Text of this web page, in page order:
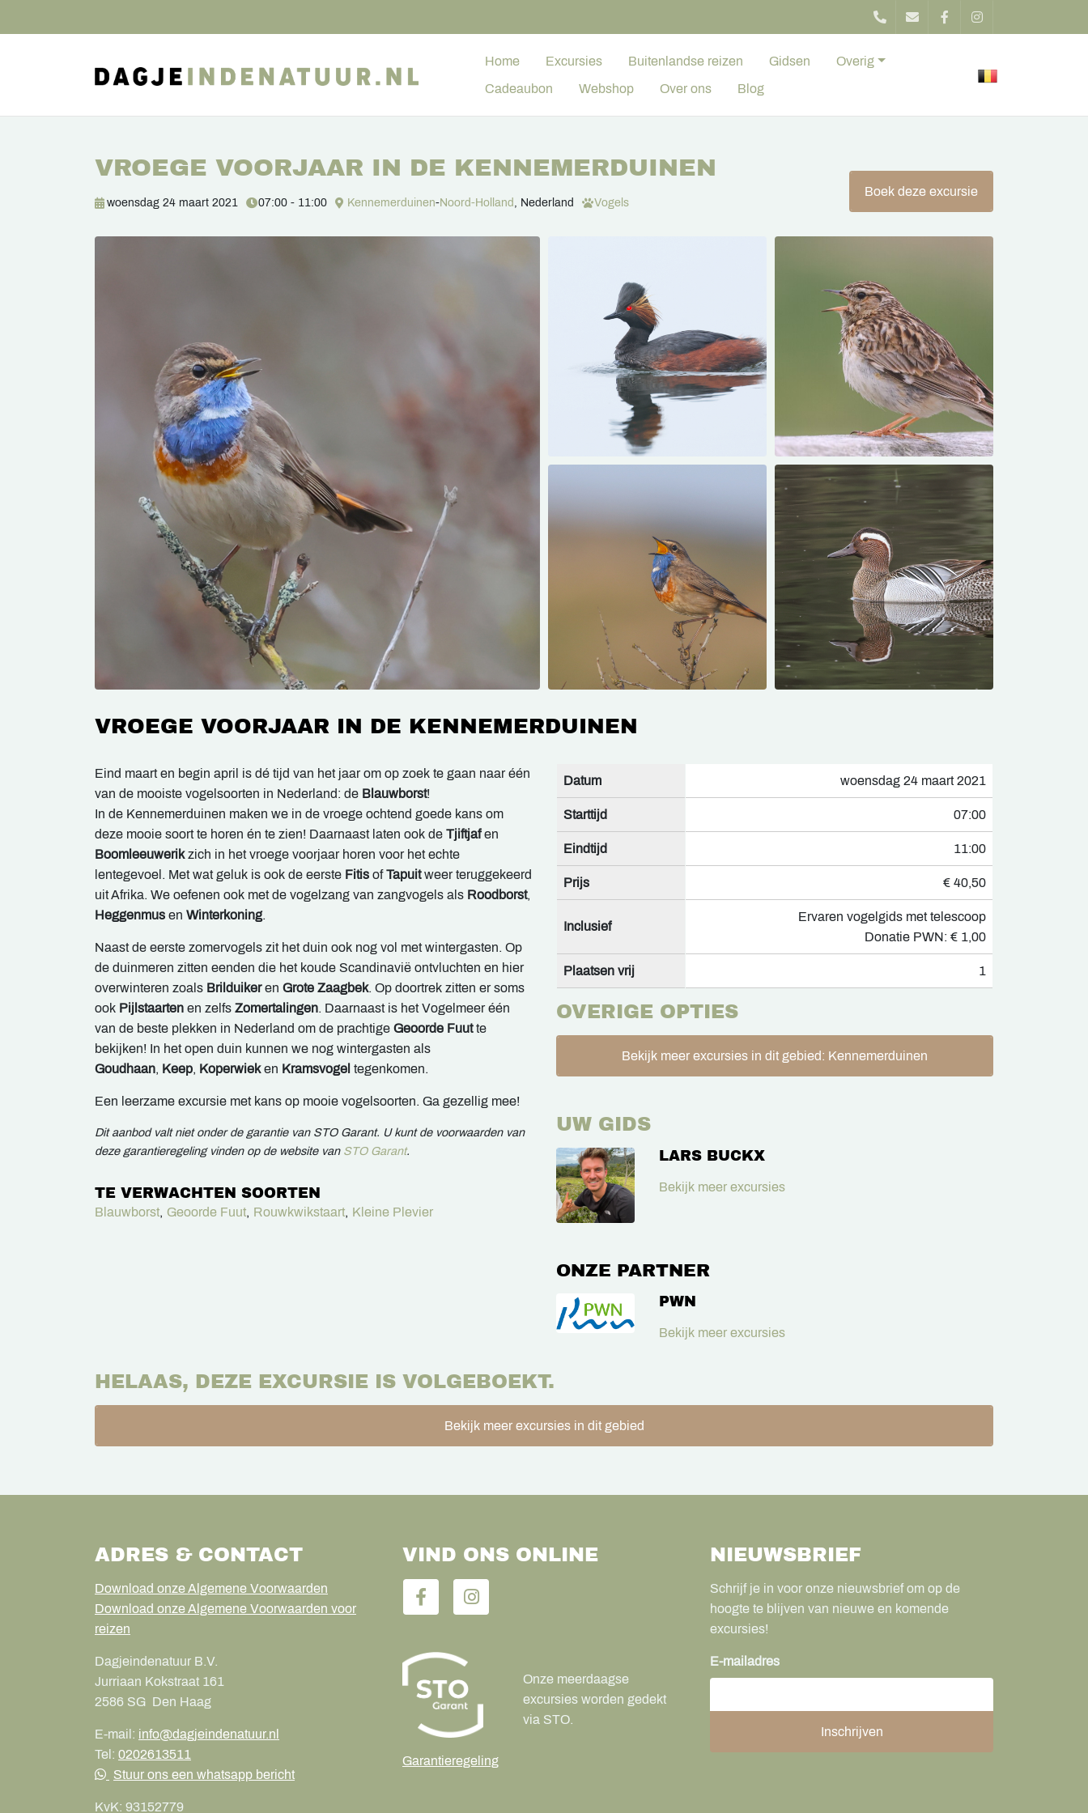
Home Excursies Buitenlandse reizen Gidsen Overig
Cadeaubon Webshop Over ons Blog
VROEGE VOORJAAR IN DE KENNEMERDUINEN
woensdag 24 maart 2021 07:00 - 11:00 Kennemerduinen-Noord-Holland , Nederland Vogels
Boek deze excursie
VROEGE VOORJAAR IN DE KENNEMERDUINEN
Eind maart en begin april is dé tijd van het jaar om op zoek te gaan naar één
van de mooiste vogelsoorten in Nederland: de Blauwborst!
In de Kennemerduinen maken we in de vroege ochtend goede kans om
deze mooie soort te horen én te zien! Daarnaast laten ook de Tjiftjafen
Boomleeuwerikzich in het vroege voorjaar horen voor het echte
lentegevoel. Met wat geluk is ook de eerste Fitis ofTapuitweer teruggekeerd
uit Afrika. We oefenen ook met de vogelzang van zangvogels als Roodborst,
Heggenmus en Winterkoning.
Naast de eerste zomervogels zit het duin ook nog vol met wintergasten. Op
de duinmeren zitten eenden die het koude Scandinavië ontvluchten en hier
overwinteren zoals Brilduikeren Grote Zaagbek. Op doortrek zitten er soms
ook Pijlstaarten en zelfs Zomertalingen. Daarnaast is het Vogelmeer één
van de beste plekken in Nederland om de prachtige Geoorde Fuutte
bekijken! In het open duin kunnen we nog wintergasten als
Goudhaan, Keep, Koperwieken Kramsvogel tegenkomen.
Een leerzame excursie met kans op mooie vogelsoorten. Ga gezellig mee!
Dit aanbod valt niet onder de garantie van STO Garant. U kunt de voorwaarden van
deze garantieregeling vinden op de website van STO Garant.
TE VERWACHTEN SOORTEN
Blauwborst, Geoorde Fuut, Rouwkwikstaart, Kleine Plevier
Datum woensdag 24 maart 2021
Starttijd 07:00
Eindtijd 11:00
Prijs € 40,50
Inclusief
Ervaren vogelgids met telescoop
Donatie PWN: € 1,00
Plaatsen vrij 1
OVERIGE OPTIES
Bekijk meer excursies in dit gebied: Kennemerduinen
UW GIDS
LARS BUCKX
Bekijk meer excursies
ONZE PARTNER
PWN
Bekijk meer excursies
HELAAS, DEZE EXCURSIE IS VOLGEBOEKT.
Bekijk meer excursies in dit gebied
ADRES & CONTACT
Download onze Algemene Voorwaarden
Download onze Algemene Voorwaarden voor
reizen
Dagjeindenatuur B.V.
Jurriaan Kokstraat 161
2586 SG Den Haag
E-mail: info@dagjeindenatuur.nl
Tel: 0202613511
Stuur ons een whatsapp bericht
KvK: 93152779
VIND ONS ONLINE
Garantieregeling
Onze meerdaagse
excursies worden gedekt
via STO.
NIEUWSBRIEF
Schrijf je in voor onze nieuwsbrief om op de
hoogte te blijven van nieuwe en komende
excursies!
E-mailadres